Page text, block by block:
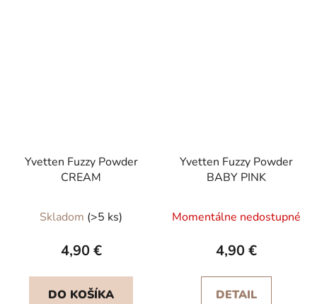
Yvetten Fuzzy Powder
CREAM
Skladom (>5 ks)
4,90 €
DO KOŠÍKA
Yvetten Fuzzy Powder
BABY PINK
Momentálne nedostupné
4,90 €
DETAIL